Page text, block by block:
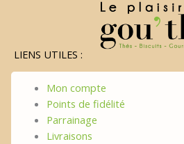
LIENS UTILES :
Mon compte
Points de fidélité
Parrainage
Livraisons